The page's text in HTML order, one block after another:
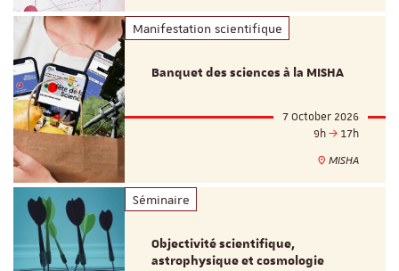
Manifestation scientifique
Banquet des sciences à la MISHA
7 October 2026
9h
17h
MISHA
Séminaire
Objectivité scientifique,
astrophysique et cosmologie